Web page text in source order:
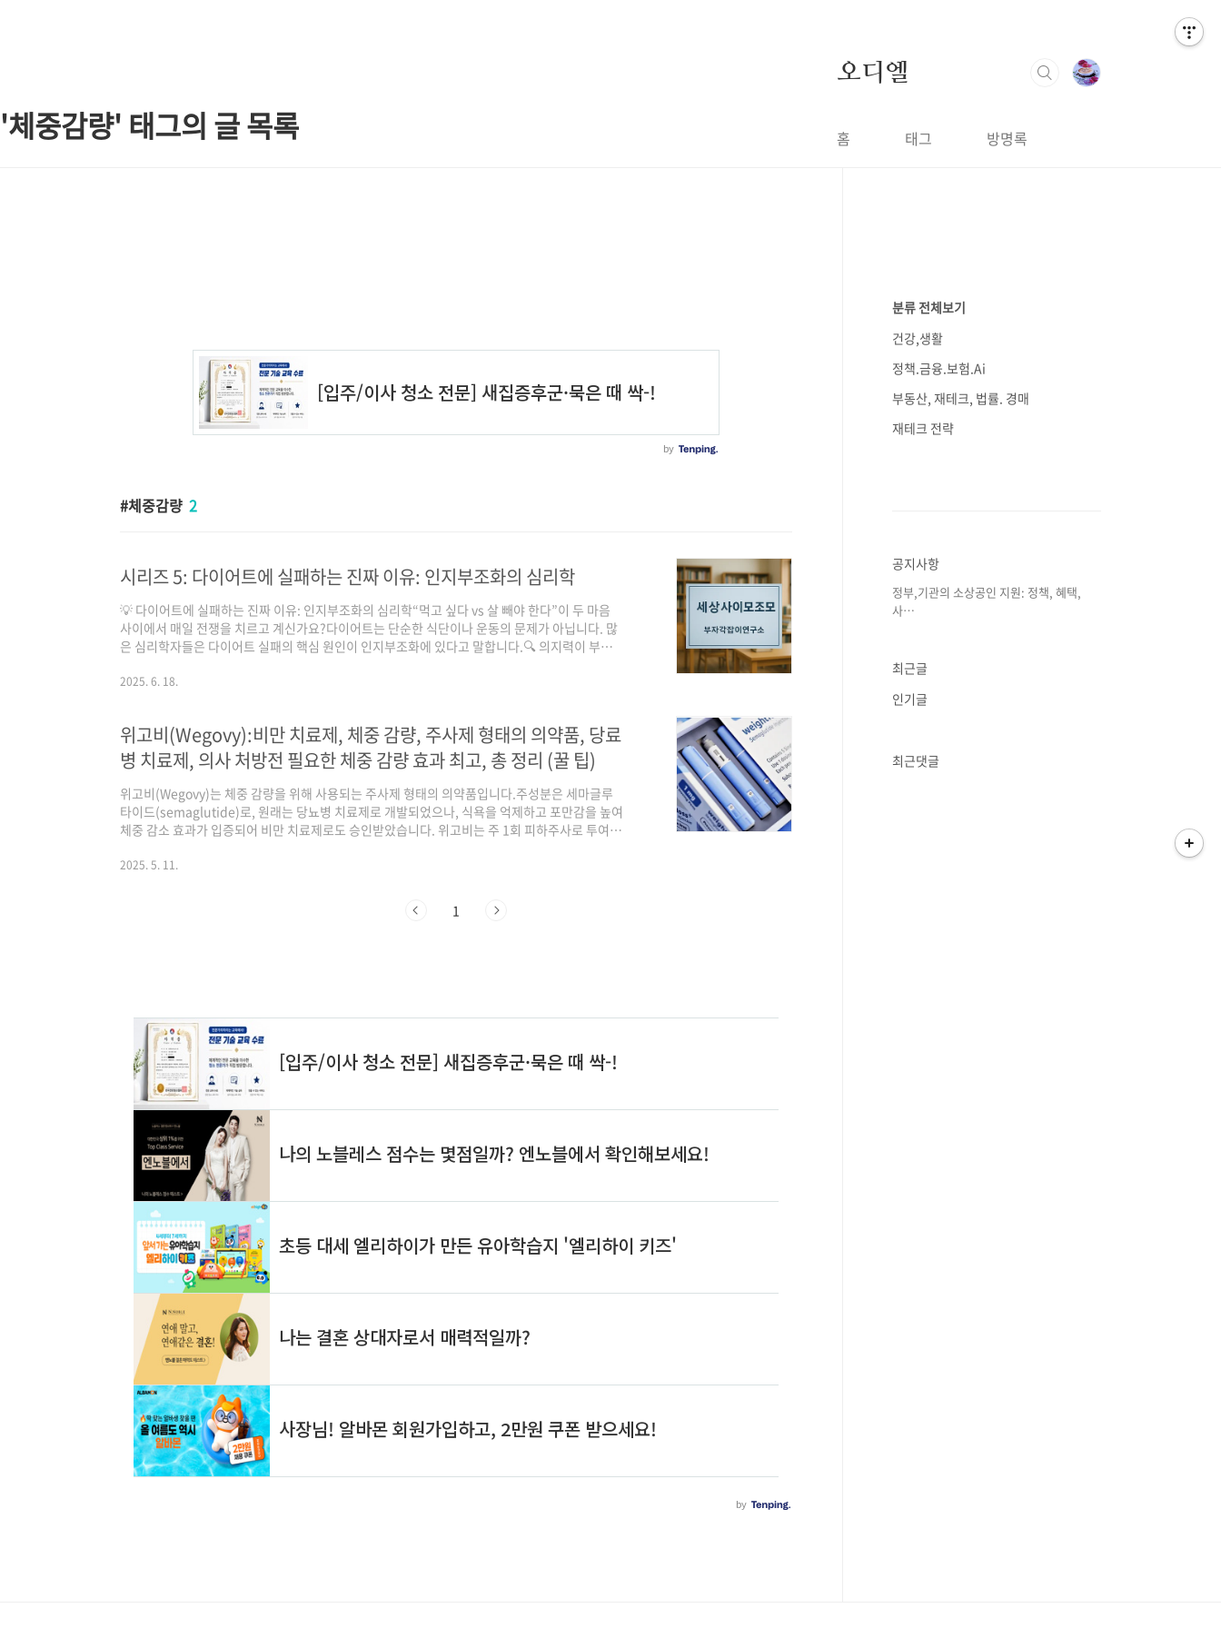
'체중감량' 태그의 글 목록
오디엘
홈 태그 방명록
체중감량 2
시리즈 5: 다이어트에 실패하는 진짜 이유: 인지부조화의 심리학
💡 다이어트에 실패하는 진짜 이유: 인지부조화의 심리학“먹고 싶다 vs 살 빼야 한다”이 두 마음
사이에서 매일 전쟁을 치르고 계신가요?다이어트는 단순한 식단이나 운동의 문제가 아닙니다. 많
은 심리학자들은 다이어트 실패의 핵심 원인이 인지부조화에 있다고 말합니다.🔍 의지력이 부족해
인지부조화(cognitive dissonance) 때문입니다.인지부조화란?두 가지 상반된 생각이나 감정이
으로 흐르게 됩니다.💔 반복되는 다..
2025. 6. 18.
위고비(Wegovy):비만 치료제, 체중 감량, 주사제 형태의 의약품, 당료
병 치료제, 의사 처방전 필요한 체중 감량 효과 최고, 총 정리 (꿀 팁)
위고비(Wegovy)는 체중 감량을 위해 사용되는 주사제 형태의 의약품입니다.주성분은 세마글루
타이드(semaglutide)로, 원래는 당뇨병 치료제로 개발되었으나, 식욕을 억제하고 포만감을 높여
체중 감소 효과가 입증되어 비만 치료제로도 승인받았습니다. 위고비는 주 1회 피하주사로 투여하
자나, 비만 관련 질환(예: 고혈압, 고지혈증 등)이 있는 과체중 환자에게 처방됩니다.일반적인 부작
에 따라야 합니다. 1, 위고비의 주요 효과강력한 체중 감량위고비는 68주(약 1년 4개월) 동안 투여
2025. 5. 11.
1
분류 전체보기
건강,생활
정책.금융.보험.Ai
부동산, 재테크, 법률. 경매
재테크 전략
공지사항
정부,기관의 소상공인 지원: 정책, 혜택,
사⋯
최근글
인기글
최근댓글